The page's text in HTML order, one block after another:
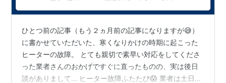
ひとつ前の記事（もう２ヵ月前の記事になりますが😅）
に書かせていただいた、寒くなりかけの時期に起こった
ヒーターの故障。 とても親切で素早い対応をしてくださ
った業者さんのおかげですぐに直ったものの、実は後日
談がありまして... ヒーター故障ふたたび😱 業者は土日休